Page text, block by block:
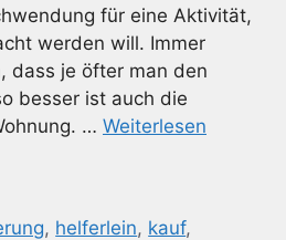
für eine Aktivität,
werden will. Immer
dass je öfter man den
besser ist auch die
… Weiterlesen
, helferlein, kauf,